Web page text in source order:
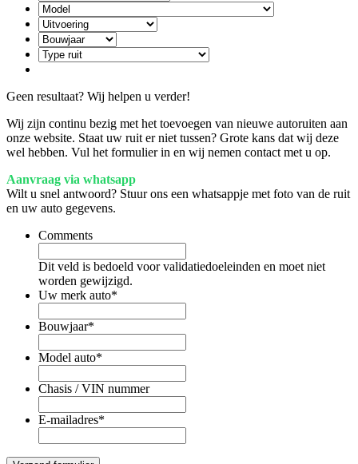
Geen resultaat? Wij helpen u verder!
Wij zijn continu bezig met het toevoegen van nieuwe autoruiten aan
onze website. Staat uw ruit er niet tussen? Grote kans dat wij deze
wel hebben. Vul het formulier in en wij nemen contact met u op.
Aanvraag via whatsapp
Wilt u snel antwoord? Stuur ons een whatsappje met foto van de ruit
en uw auto gegevens.
Comments
Dit veld is bedoeld voor validatiedoeleinden en moet niet
worden gewijzigd.
Uw merk auto*
Bouwjaar*
Model auto*
Chasis / VIN nummer
E-mailadres*